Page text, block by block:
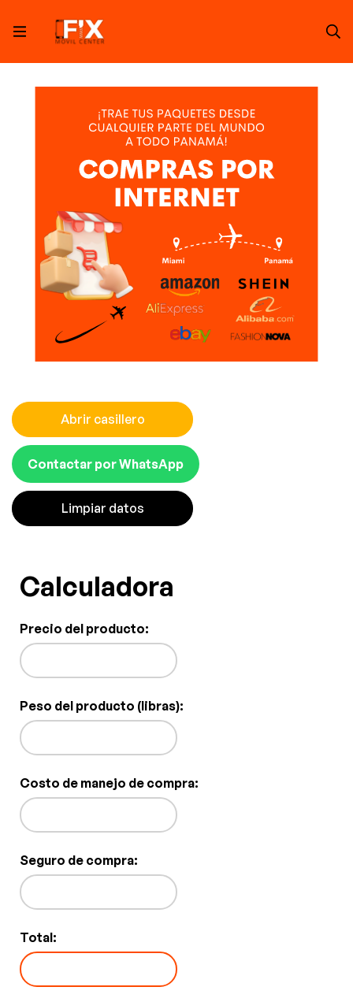
Abrir casillero
Contactar por WhatsApp
Limpiar datos
Calculadora
Precio del producto:
Peso del producto (libras):
Costo de manejo de compra:
Seguro de compra:
Total: